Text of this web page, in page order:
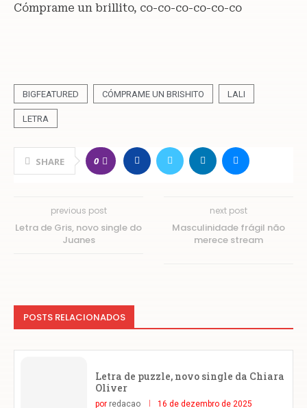
Cómprame un brillito, co-co-co-co-co-co
BIGFEATURED CÓMPRAME UN BRISHITO LALI
LETRA
SHARE 0
previous post
Letra de Gris, novo single do
Juanes
next post
Masculinidade frágil não
merece stream
POSTS RELACIONADOS
Letra de puzzle, novo single da Chiara
Oliver
por redacao 16 de dezembro de 2025